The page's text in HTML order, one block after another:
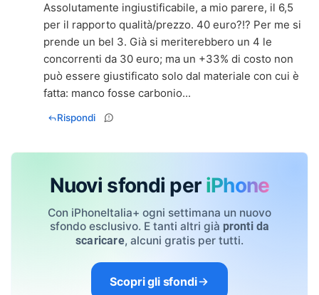
Assolutamente ingiustificabile, a mio parere, il 6,5
per il rapporto qualità/prezzo. 40 euro?!? Per me si
prende un bel 3. Già si meriterebbero un 4 le
concorrenti da 30 euro; ma un +33% di costo non
può essere giustificato solo dal materiale con cui è
fatta: manco fosse carbonio...
Rispondi
Nuovi sfondi per iPhone
Con iPhoneItalia+ ogni settimana un nuovo
sfondo esclusivo. E tanti altri già pronti da
scaricare, alcuni gratis per tutti.
Scopri gli sfondi